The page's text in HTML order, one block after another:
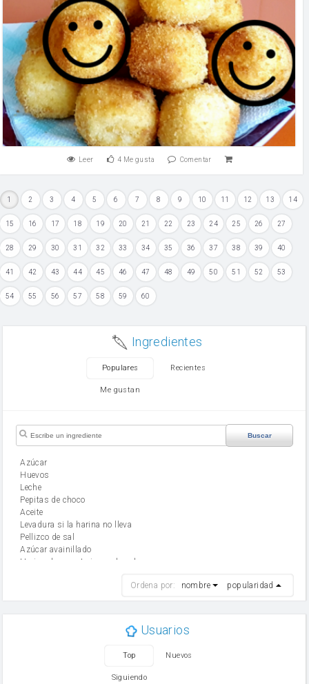
Leer 4 Me gusta Comentar
1 2 3 4 5 6 7 8 9 10 11 12 13 14
15 16 17 18 19 20 21 22 23 24 25 26 27
28 29 30 31 32 33 34 35 36 37 38 39 40
41 42 43 44 45 46 47 48 49 50 51 52 53
54 55 56 57 58 59 60
Ingredientes
Populares Recientes
Me gustan
Buscar
Azúcar
huevos
leche
Pepitas de choco
aceite
Levadura si la harina no lleva
Pellizco de sal
Azúcar avainillado
Harina de reposteria con levadura
mantequilla
Ordena por: nombre popularidad
Usuarios
Top Nuevos
Siguiendo